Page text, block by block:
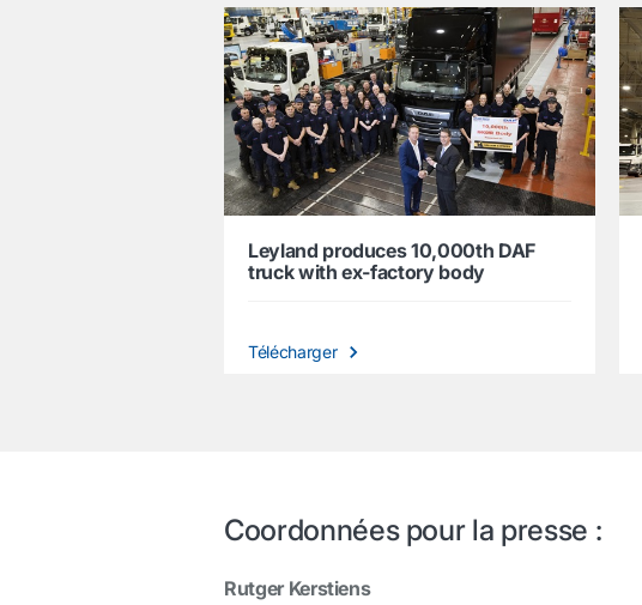
Leyland produces 10,000th DAF
truck with ex-factory body
Télécharger
Coordonnées pour la presse :
Rutger Kerstiens